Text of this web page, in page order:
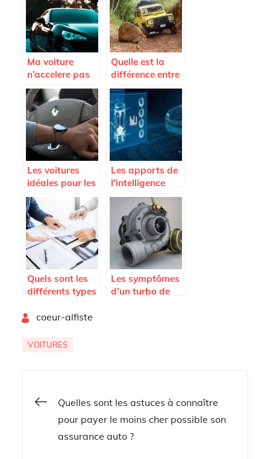
Velar Auric
Edition ?
Ma voiture
n’accelere pas
plus; est-ce que
je dois changer
l’embrayage ?
Quelle est la
différence entre
SUV et 4 x 4 ?
Les voitures
idéales pour les
jeunes
conducteurs
Les apports de
l’intelligence
artificielle dans
le secteur
automobile.
Quels sont les
différents types
auto ?
Les symptômes
d’un turbo de
coeur-alfiste
VOITURES
Navigation
de
Quelles sont les astuces à connaître
pour payer le moins cher possible son
assurance auto ?